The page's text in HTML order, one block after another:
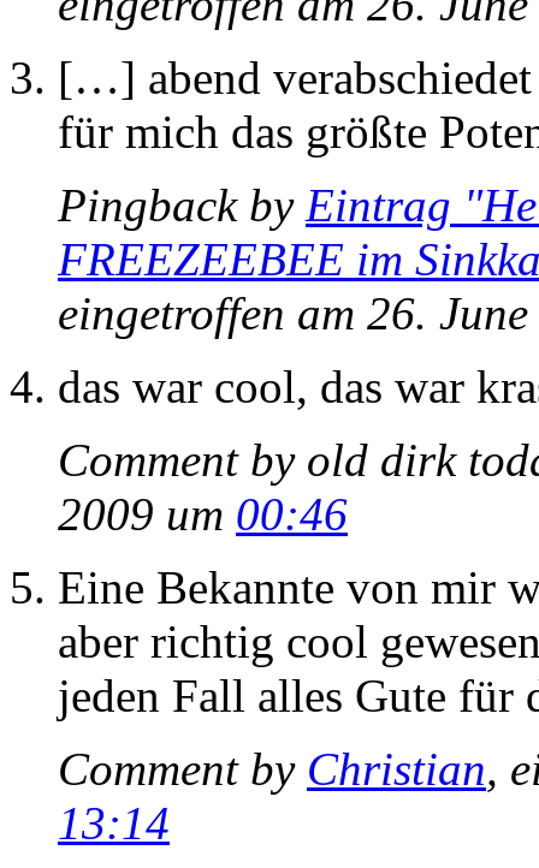
[…] abend
für mich das größte
Pingback by Eintrag
FREEZEEBEE im
eingetroffen am 26.
das war cool, das war
Comment by old dirk
2009 um 00:46
Eine Bekannte von mir
aber richtig cool
jeden Fall alles Gute für
Comment by Christian,
13:14